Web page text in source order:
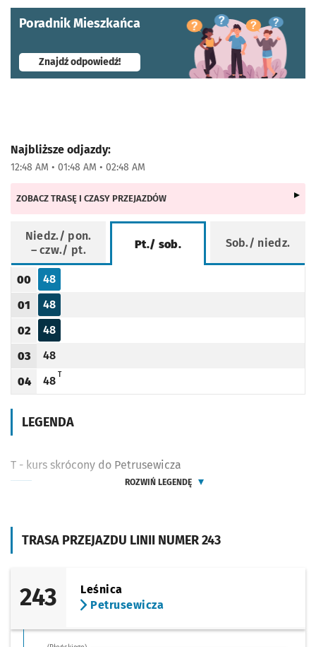
Poradnik Mieszkańca
Znajdź odpowiedź!- otworzy się w nowej karcie
TRASA PRZEJAZDU LINII NUMER 243
243
Leśnica
Petrusewicza
Najbliższe odjazdy:
12:48 AM • 01:48 AM • 02:48 AM
ZOBACZ TRASĘ I CZASY PRZEJAZDÓW
Niedz./ pon.
– czw./ pt.
Pt./ sob. Sob./ niedz.
Rozkład jazdy -
Godzina odjazdu
00
Odjazd
48
minut po godzinie 00
Godzina odjazdu
01
Odjazd
48
minut po godzinie 01
Godzina odjazdu
02
Odjazd
48
minut po godzinie 02
Godzina odjazdu
03
Odjazd
48
minut po godzinie 03
Godzina odjazdu
04
Odjazd
48
minut po godzinie 04
TT - KURS SKRÓCONY DO PETRUSEWICZA
LEGENDA
T - kurs skrócony do Petrusewicza
ROZWIŃ LEGENDĘ